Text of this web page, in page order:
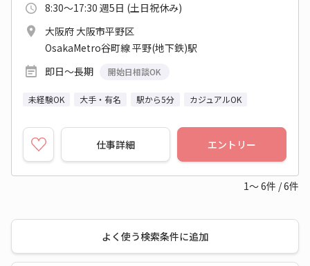
8:30～17:30 週5日 (土日祝休み)
大阪府 大阪市平野区
OsakaMetro谷町線 平野(地下鉄)駅
即日～長期
開始日相談OK
未経験OK 大手・有名 駅から5分 カジュアルOK
仕事詳細 エントリー
1～6件 /6件
よく使う検索条件に追加